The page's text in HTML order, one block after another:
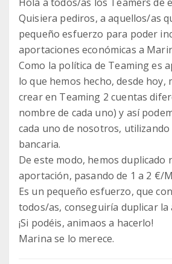
Quisiera pediros, a aquellos/as
pequeño esfuerzo para poder
aportaciones económicas a
Como la política de Teaming es
lo que hemos hecho, desde hoy,
crear en Teaming 2 cuentas
nombre de cada uno) y así
cada uno de nosotros, utilizando
bancaria.
De este modo, hemos duplicado
aportación, pasando de 1 a 2 €/
Es un pequeño esfuerzo, que
todos/as, conseguiría duplicar la
¡Si podéis, animaos a hacerlo!
Marina se lo merece.